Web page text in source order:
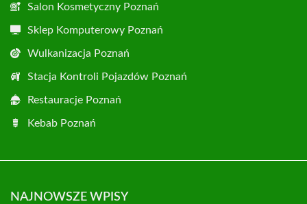
Salon Kosmetyczny Poznań
Sklep Komputerowy Poznań
Wulkanizacja Poznań
Stacja Kontroli Pojazdów Poznań
Restauracje Poznań
Kebab Poznań
NAJNOWSZE WPISY